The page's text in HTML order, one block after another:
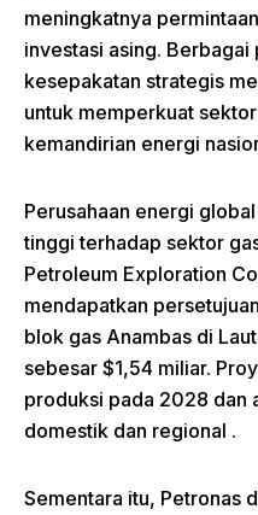
meningkatnya
investasi asing. Berbagai
kesepakatan strategis
untuk memperkuat
kemandirian energi
Perusahaan energi
tinggi terhadap sektor
Petroleum Exploration
mendapatkan
blok gas Anambas di
sebesar $1,54 miliar.
produksi pada 2028 dan
domestik dan regional .
Sementara itu, Petronas